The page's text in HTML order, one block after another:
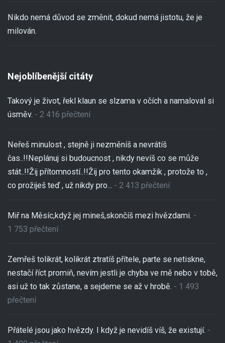
Nikdo nemá důvod se změnit, dokud nemá jistotu, že je
milován.
Nejoblíbenější citáty
Takový je život, řekl klaun se slzama v očích a namaloval si
úsměv. - 2 416 přečtení
Neřeš minulost , stejně ji nezměníš a nevrátíš
čas..!!Neplánuj si budoucnost , nikdy nevíš co se může
stát..!!Žij přítomností..!!Žij pro tento okamžik , protože to ,
co prožiješ teď , už nikdy pro... - 2 413 přečtení
Miř na Měsíc,když jej mineš,skončíš mezi hvězdami. -
1 753 přečtení
Zemřeš tolikrát, kolikrát ztratíš přítele, parte se netiskne,
nestačí říct promiň, nevím jestli je chyba ve mě nebo v tobě,
asi už to tak zůstane, a sejdeme se až v hrobě. - 1 493
přečtení
Přátelé jsou jako hvězdy. I když je nevidíš víš, že existují. -